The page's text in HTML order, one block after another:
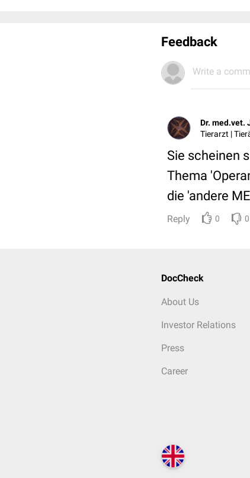
Feedback
Write a
Dr. med.vet.
Tierarzt |
Sie scheinen
Thema
die 'andere
Reply 0 0
DocCheck
About Us
Investor Relations
Press
Career